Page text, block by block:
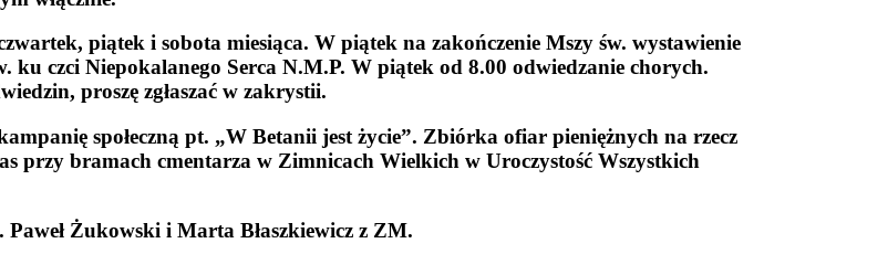
piątek i sobota miesiąca. W piątek na zakończenie Mszy św. wystawienie
ku czci Niepokalanego Serca N.M.P. W piątek od 8.00 odwiedzanie chorych.
proszę zgłaszać w zakrystii.
społeczną pt. „W Betanii jest życie”. Zbiórka ofiar pieniężnych na rzecz
przy bramach cmentarza w Zimnicach Wielkich w Uroczystość Wszystkich
Paweł Żukowski i Marta Błaszkiewicz z ZM.